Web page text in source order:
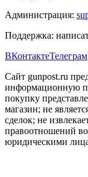
Администрация:
Поддержка:
ВКонтактеТелеграм
Сайт gunpost.ru
информационную
покупку
магазин; не
сделок; не
правоотношений
юридическими